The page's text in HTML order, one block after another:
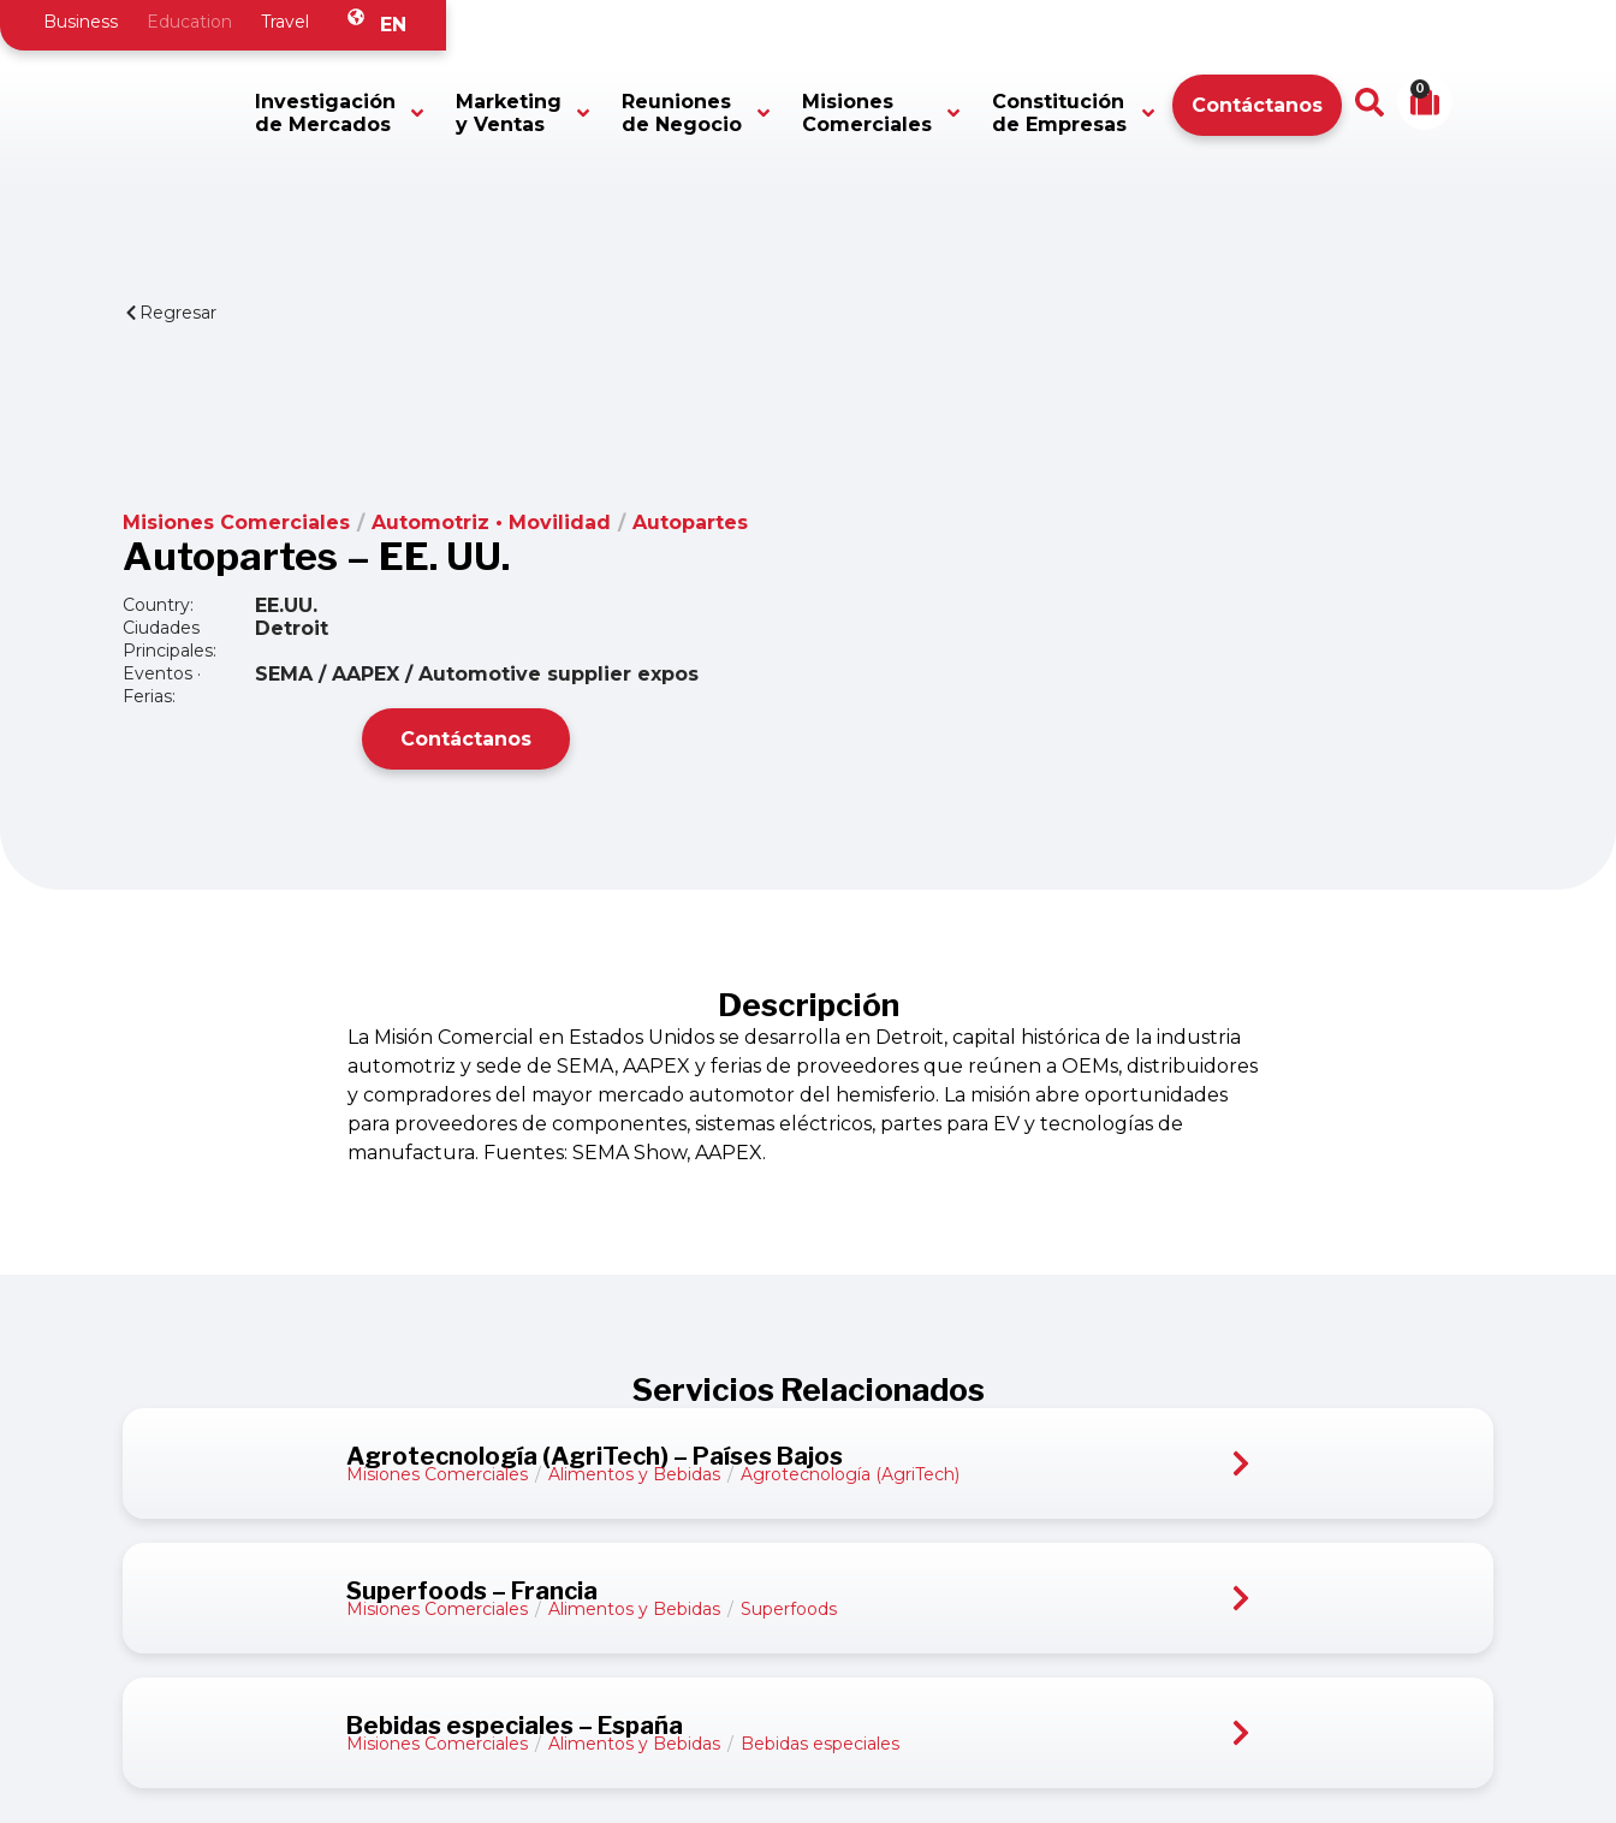
Business Education Travel EN
Investigación
de Mercados
Marketing
y Ventas
Reuniones
de Negocio
Misiones
Comerciales
Constitución
de Empresas
Contáctanos
0
Regresar
Misiones Comerciales / Automotriz • Movilidad / Autopartes
Autopartes – EE. UU.
Country: EE.UU.
Ciudades
Principales:
Detroit
Eventos ·
Ferias:
SEMA / AAPEX / Automotive supplier expos
Contáctanos
Descripción
La Misión Comercial en Estados Unidos se desarrolla en Detroit, capital histórica de la industria
automotriz y sede de SEMA, AAPEX y ferias de proveedores que reúnen a OEMs, distribuidores
y compradores del mayor mercado automotor del hemisferio. La misión abre oportunidades
para proveedores de componentes, sistemas eléctricos, partes para EV y tecnologías de
manufactura. Fuentes: SEMA Show, AAPEX.
Servicios Relacionados
Agrotecnología (AgriTech) – Países Bajos
Misiones Comerciales / Alimentos y Bebidas / Agrotecnología (AgriTech)
Superfoods – Francia
Misiones Comerciales / Alimentos y Bebidas / Superfoods
Bebidas especiales – España
Misiones Comerciales / Alimentos y Bebidas / Bebidas especiales